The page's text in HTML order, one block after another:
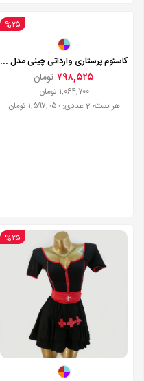
%۲۵
کاستوم پرستاری وارداتی چینی مدل Z051
۷۹۸,۵۲۵ تومان
۱,۰۶۴,۷۰۰تومان
هر بسته 2 عددی: ۱,۵۹۷,۰۵۰ تومان
%۲۵